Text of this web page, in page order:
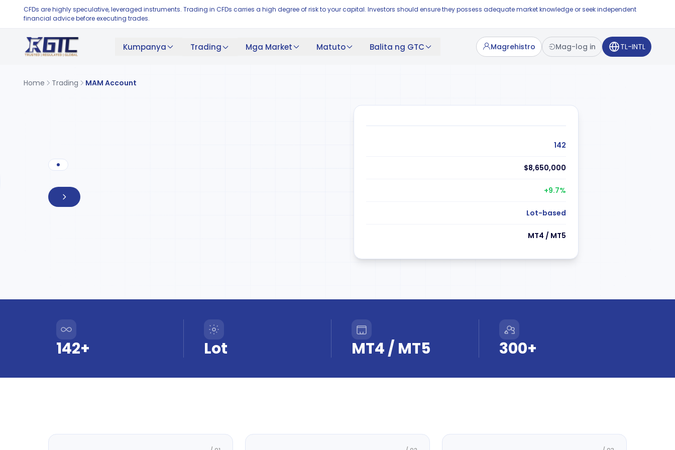
CFDs are highly speculative, leveraged instruments. Trading in CFDs carries a high degree of risk to your capital. Investors should ensure they possess adequate market knowledge or seek independent
financial advice before executing trades.
Kumpanya Trading Mga Market Matuto Balita ng GTC Magrehistro Mag-log in TL-INTL
Home Trading MAM Account
142
$8,650,000
+9.7%
Lot-based
MT4 / MT5
142+ Lot MT4 / MT5 300+